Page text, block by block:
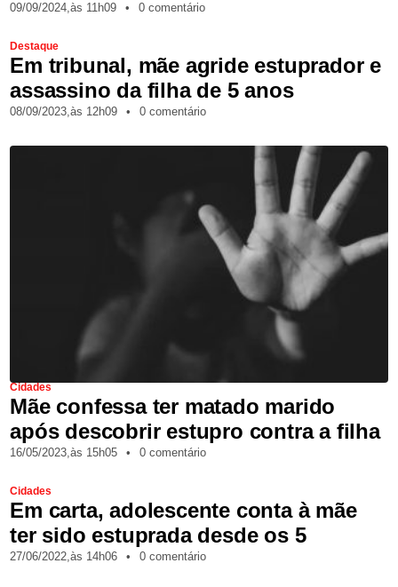
09/09/2024,às 11h09 • 0 comentário
Destaque
Em tribunal, mãe agride estuprador e
assassino da filha de 5 anos
08/09/2023,às 12h09 • 0 comentário
Cidades
Mãe confessa ter matado marido
após descobrir estupro contra a filha
16/05/2023,às 15h05 • 0 comentário
Cidades
Em carta, adolescente conta à mãe
ter sido estuprada desde os 5
27/06/2022,às 14h06 • 0 comentário